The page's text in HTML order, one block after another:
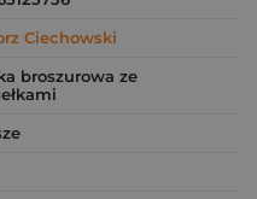
Ciechowski
broszurowa ze